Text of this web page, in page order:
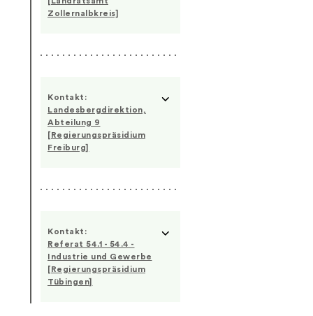
Zollernalbkreis]
Kontakt:
Landesbergdirektion,
Abteilung 9
[Regierungspräsidium
Freiburg]
Kontakt:
Referat 54.1 - 54.4 -
Industrie und Gewerbe
[Regierungspräsidium
Tübingen]